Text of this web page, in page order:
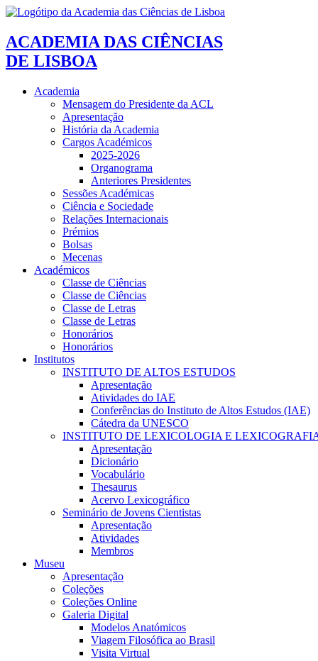
ACADEMIA DAS CIÊNCIAS
DE LISBOA
Academia
Mensagem do Presidente da ACL
Apresentação
História da Academia
Cargos Académicos
2025-2026
Organograma
Anteriores Presidentes
Sessões Académicas
Ciência e Sociedade
Relações Internacionais
Prémios
Bolsas
Mecenas
Académicos
Classe de Ciências
Classe de Ciências
Classe de Letras
Classe de Letras
Honorários
Honorários
Institutos
INSTITUTO DE ALTOS ESTUDOS
Apresentação
Atividades do IAE
Conferências do Instituto de Altos Estudos (IAE)
Cátedra da UNESCO
INSTITUTO DE LEXICOLOGIA E
Apresentação
Dicionário
Vocabulário
Thesaurus
Acervo Lexicográfico
Seminário de Jovens Cientistas
Apresentação
Atividades
Membros
Museu
Apresentação
Coleções
Coleções Online
Galeria Digital
Modelos Anatómicos
Viagem Filosófica ao Brasil
Visita Virtual